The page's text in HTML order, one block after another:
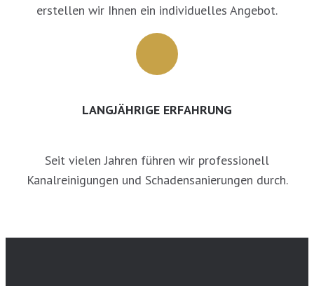
erstellen wir Ihnen ein individuelles Angebot.
LANGJÄHRIGE ERFAHRUNG
Seit vielen Jahren führen wir professionell
Kanalreinigungen und Schadensanierungen durch.